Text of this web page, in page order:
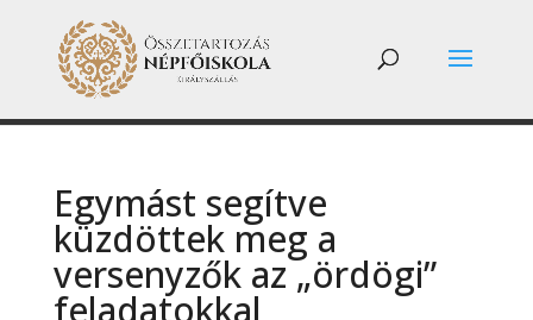
Egymást segítve
küzdöttek meg a
versenyzők az „ördögi”
feladatokkal